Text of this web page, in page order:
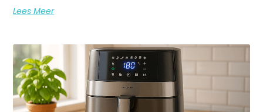
Lees Meer